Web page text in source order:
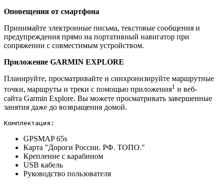
Оповещения от смартфона
Принимайте электронные письма, текстовые сообщения и
предупреждения прямо на портативный навигатор при
сопряжении с совместимым устройством.
Приложение GARMIN EXPLORE
Планируйте, просматривайте и синхронизируйте маршрутные
точки, маршруты и треки с помощью приложения1 и веб-
сайта Garmin Explore. Вы можете просматривать завершенные
занятия даже до возвращения домой.
Комплектация:
GPSMAP 65s
Карта "Дороги России. РФ. ТОПО."
Крепление с карабином
USB кабель
Руководство пользователя